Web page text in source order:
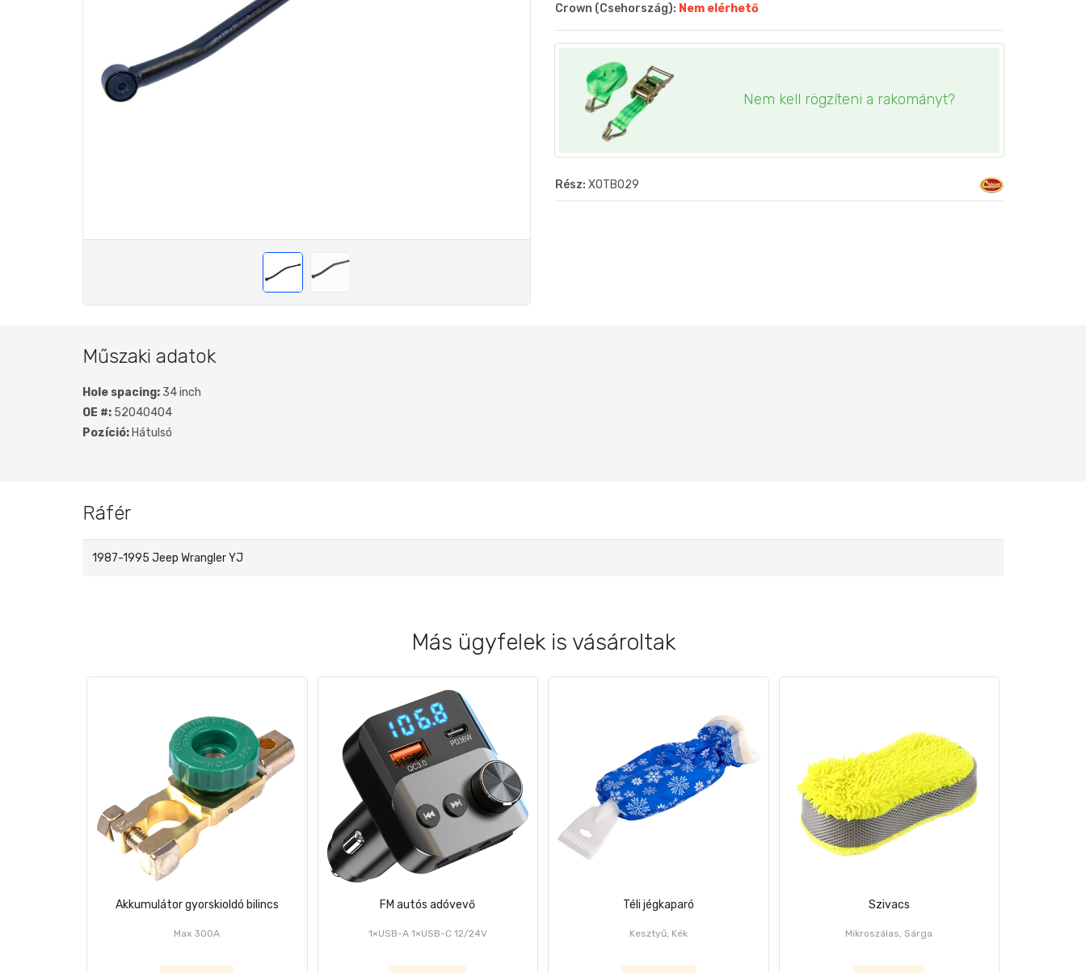
Crown (Csehország): Nem elérhető
Nem kell rögzíteni a rakományt?
Rész: XOTB029
Műszaki adatok
Hole spacing: 34 inch
OE #: 52040404
Pozíció: Hátulsó
Ráfér
1987-1995 Jeep Wrangler YJ
Más ügyfelek is vásároltak
Akkumulátor gyorskioldó bilincs
Max 300A
FM autós adóvevő
1×USB-A 1×USB-C 12/24V
Téli jégkaparó
Kesztyű, Kék
Szivacs
Mikroszálas, Sárga